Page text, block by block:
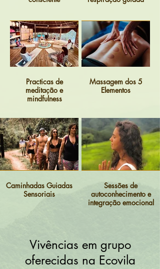
Practicas de
meditação e
mindfulness
Massagem dos 5
Elementos
Caminhadas Guiadas
Sensoriais
Sessões de
autoconhecimento e
integração emocional
Vivências em grupo
oferecidas na Ecovila